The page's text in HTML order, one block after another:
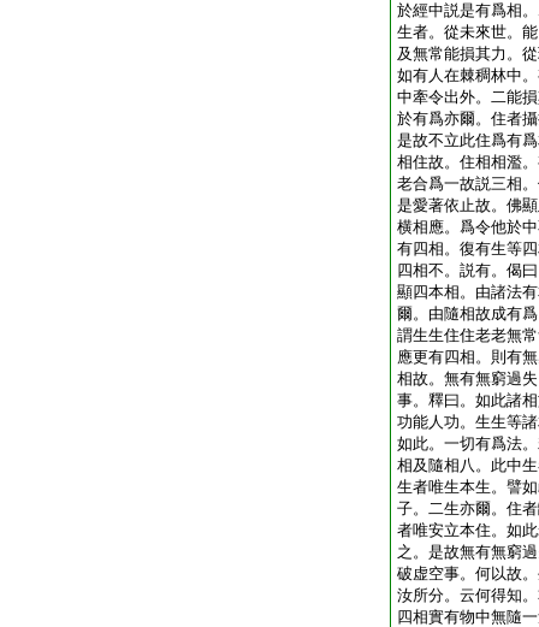
於經中説是有爲相
生者。從未來世。
及無常能損其力。
如有人在棘稠林中
中牽令出外。二能
於有爲亦爾。住者
是故不立此住爲有
相住故。住相相濫
老合爲一故説三相
是愛著依止故。佛
横相應。爲令他於
有四相。復有生等
四相不。説有。偈
顯四本相。由諸法
爾。由隨相故成有
謂生生住住老老無
應更有四相。則有
相故。無有無窮過
事。釋曰。如此諸
功能人功。生生等
如此。一切有爲法
相及隨相八。此中
生者唯生本生。譬
子。二生亦爾。住
者唯安立本住。如
之。是故無有無窮
破虚空事。何以故
汝所分。云何得知
四相實有物中無隨